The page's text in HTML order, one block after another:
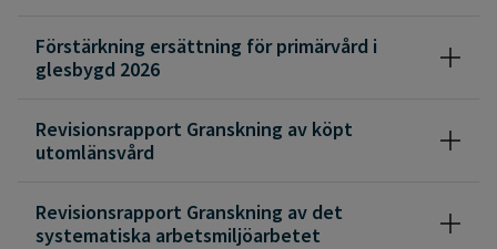
Förstärkning ersättning för primärvård i
glesbygd 2026
Revisionsrapport Granskning av köpt
utomlänsvård
Revisionsrapport Granskning av det
systematiska arbetsmiljöarbetet